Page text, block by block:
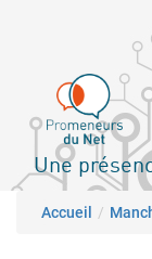
principal
Une
Fil
Accueil